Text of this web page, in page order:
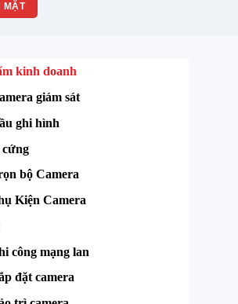
MẶT
kinh doanh
giám sát
ghi hình
cứng
bộ Camera
Kiện Camera
công mạng lan
đặt camera